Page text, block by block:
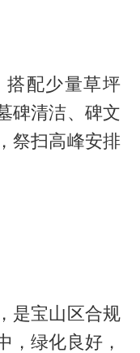
搭配少量草坪
碑清洁、碑文
祭扫高峰安排
是宝山区合规
，绿化良好，